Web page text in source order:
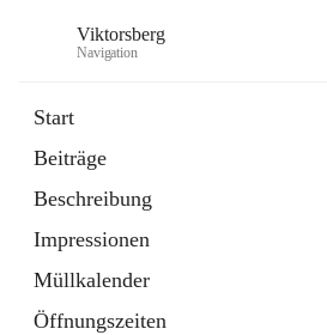
Viktorsberg
Navigation
Start
Beiträge
Beschreibung
Impressionen
Müllkalender
Öffnungszeiten